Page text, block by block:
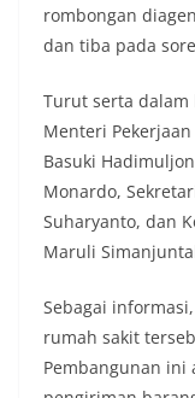
rombongan
dan tiba pada
Turut serta dalam
Menteri
Basuki
Monardo,
Suharyanto, dan
Maruli
Sebagai
rumah sakit
Pembangunan ini